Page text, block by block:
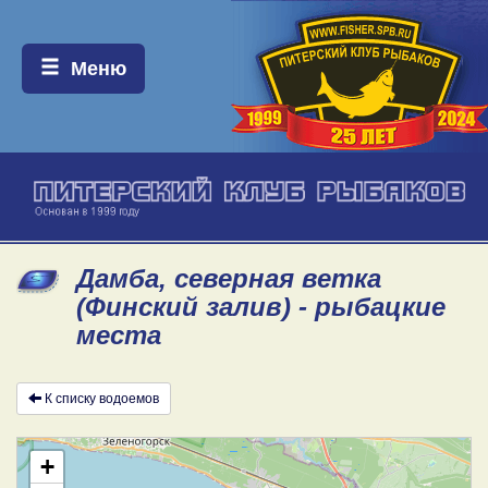
Меню:
Меню
Дамба, северная ветка
(Финский залив) - рыбацкие
места
К списку водоемов
+